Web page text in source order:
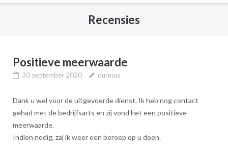
Recensies
Positieve meerwaarde
30 september 2020 durmus
Dank u wel voor de uitgevoerde dienst. Ik heb nog contact
gehad met de bedrijfsarts en zij vond het een positieve
meerwaarde.
Indien nodig, zal ik weer een beroep op u doen.